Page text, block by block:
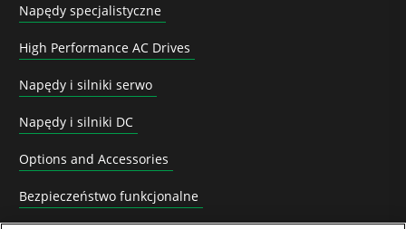
Napędy specjalistyczne
High Performance AC Drives
Napędy i silniki serwo
Napędy i silniki DC
Options and Accessories
Bezpieczeństwo funkcjonalne